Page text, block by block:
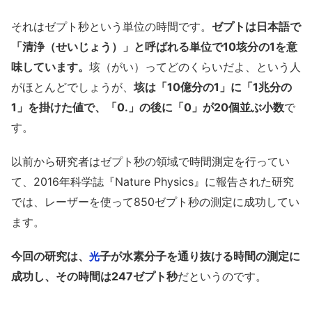
それはゼプト秒という単位の時間です。 ゼプトは日本語で
「清浄（せいじょう）」と呼ばれる単位で10垓分の1を意
味しています。 垓（がい）ってどのくらいだよ、という人
がほとんどでしょうが、 垓は「10億分の1」に「1兆分の
1」を掛けた値で、「0.」の後に「0」が20個並ぶ小数で
す。
以前から研究者はゼプト秒の領域で時間測定を行ってい
て、2016年科学誌『Nature Physics』に報告された研究
では、レーザーを使って850ゼプト秒の測定に成功してい
ます。
今回の研究は、 光子が水素分子を通り抜ける時間の測定に
成功し、その時間は247ゼプト秒だというのです。